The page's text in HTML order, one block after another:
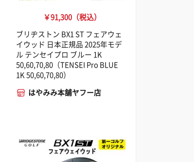
￥91,300（税込）
ブリヂストン BX1 ST フェアウェ
イウッド 日本正規品 2025年モデ
ル テンセイプロ ブルー 1K
50,60,70,80（TENSEI Pro BLUE
1K 50,60,70,80）
はやみみ本舗ヤフー店